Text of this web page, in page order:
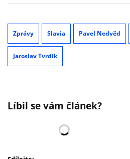
Zprávy Slavia Pavel Nedvěd
Jaroslav Tvrdík
Líbil se vám článek?